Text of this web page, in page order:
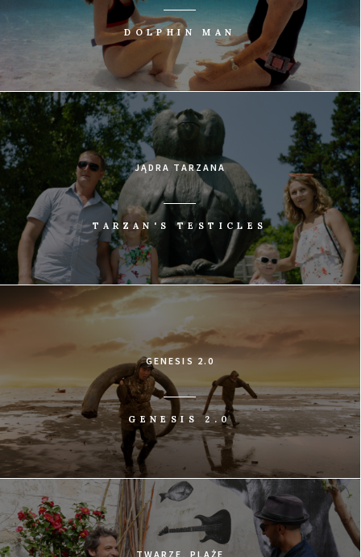
DOLPHIN MAN
JĄDRA TARZANA
TARZAN'S TESTICLES
GENESIS 2.0
GENESIS 2.0
TWARZE, PLAŻE